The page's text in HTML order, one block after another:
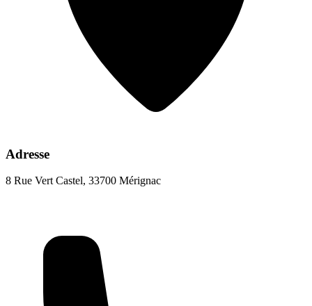
Adresse
8 Rue Vert Castel, 33700 Mérignac